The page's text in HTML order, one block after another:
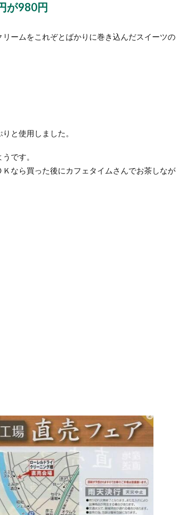
が980円
ームをこれぞとばかりに巻き込んだスイーツの
と使用しました。
です。
なら買った後にカフェタイムさんでお茶しなが